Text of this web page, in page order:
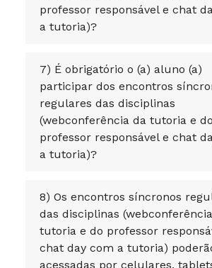
professor responsável e chat
a tutoria)?
7) É obrigatório o (a) aluno (a)
participar dos encontros
regulares das disciplinas
(webconferência da tutoria e do
professor responsável e chat
a tutoria)?
8) Os encontros síncronos
das disciplinas
tutoria e do professor
chat day com a tutoria)
acessadas por celulares,